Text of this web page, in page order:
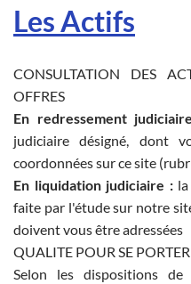
Les Actifs
CONSULTATION DES
OFFRES
En redressement
judiciaire désigné, dont
coordonnées sur ce site
En liquidation judiciaire :la
faite par l'étude sur notre
doivent vous être adressées
QUALITE POUR SE
Selon les dispositions